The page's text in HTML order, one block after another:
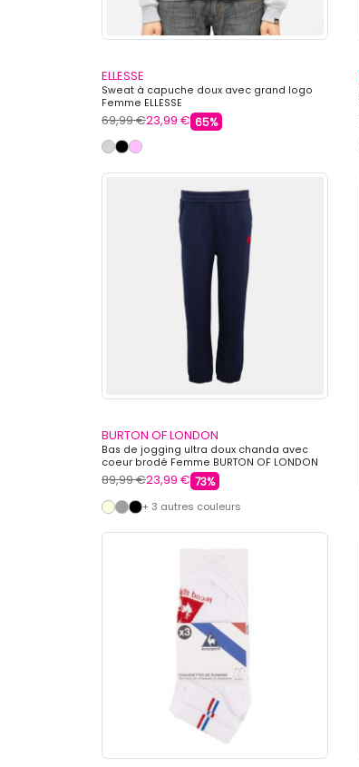
ELLESSE
Sweat à capuche doux avec grand logo
Femme ELLESSE
69,99 €23,99 € 65%
BURTON OF LONDON
Bas de jogging ultra doux chanda avec
coeur brodé Femme BURTON OF LONDON
89,99 €23,99 € 73%
+ 3 autres couleurs